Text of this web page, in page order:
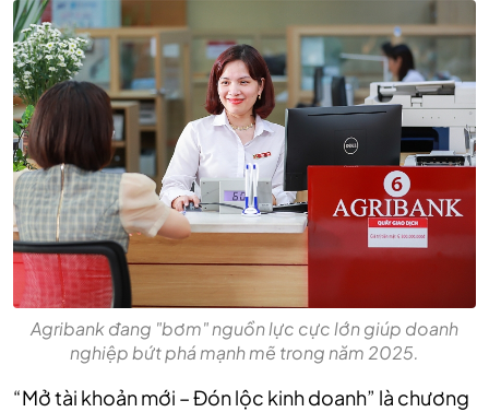
Agribank đang "bơm" nguồn lực cực lớn giúp doanh
nghiệp bứt phá mạnh mẽ trong năm 2025.
“Mở tài khoản mới – Đón lộc kinh doanh” là chương